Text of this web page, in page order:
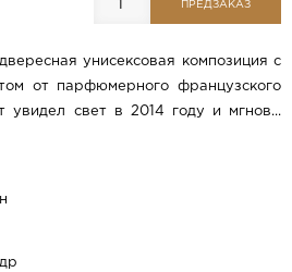
ПРЕДЗАКАЗ
унисексовая композиция с
от парфюмерного французского
увидел свет в 2014 году и мгнов...